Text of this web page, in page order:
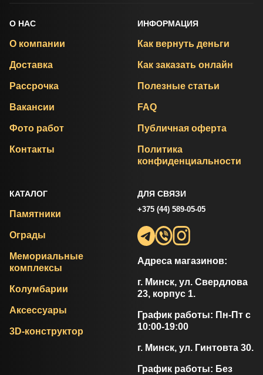
О НАС
О компании
Доставка
Рассрочка
Вакансии
Фото работ
Контакты
ИНФОРМАЦИЯ
Как вернуть деньги
Как заказать онлайн
Полезные статьи
FAQ
Публичная оферта
Политика
конфиденциальности
КАТАЛОГ
Памятники
Ограды
Мемориальные
комплексы
Колумбарии
Аксессуары
3D-конструктор
ДЛЯ СВЯЗИ
+375 (44) 589-05-05
Адреса магазинов:
г. Минск, ул. Свердлова
23, корпус 1.
График работы: Пн-Пт с
10:00-19:00
г. Минск, ул. Гинтовта 30.
График работы: Без